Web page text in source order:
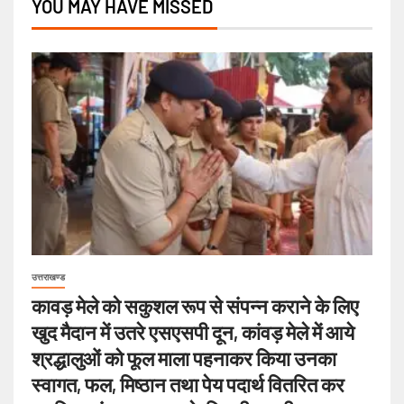
YOU MAY HAVE MISSED
उत्तराखण्ड
कावड़ मेले को सकुशल रूप से संपन्न कराने के लिए
खुद मैदान में उतरे एसएसपी दून, कांवड़ मेले में आये
श्रद्धालुओं को फूल माला पहनाकर किया उनका
स्वागत, फल, मिष्ठान तथा पेय पदार्थ वितरित कर